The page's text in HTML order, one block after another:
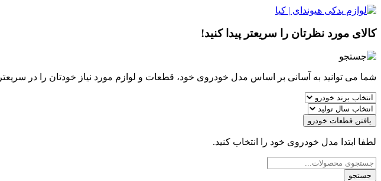
کالای مورد نظرتان را سریعتر پیدا کنید!
شما می توانید به آسانی بر اساس مدل خودروی خود، قطعات و لوازم مورد نیاز خودتان را در
یافتن قطعات خودرو
لطفا ابتدا مدل خودروی خود را انتخاب کنید.
Products
search
جستجو